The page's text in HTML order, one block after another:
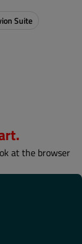
Suite
at the browser